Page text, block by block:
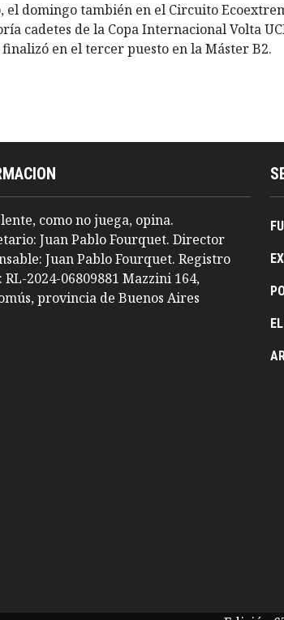
el domingo también en el Circuito
cadetes de la Copa Internacional Volta
en el tercer puesto en la Máster B2.
como no juega, opina.
Juan Pablo Fourquet. Director
Juan Pablo Fourquet. Registro
RL-2024-06809881 Mazzini 164,
provincia de Buenos Aires